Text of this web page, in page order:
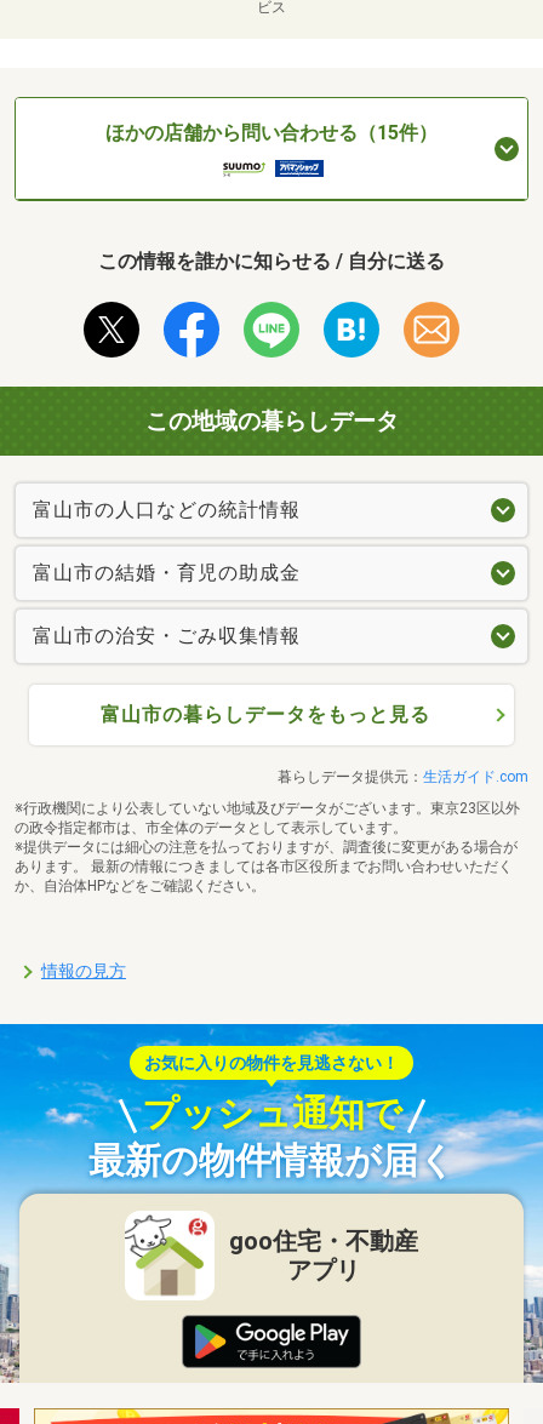
ビス
ほかの店舗から問い合わせる（15件）
この情報を誰かに知らせる / 自分に送る
この地域の暮らしデータ
富山市の人口などの統計情報
富山市の結婚・育児の助成金
富山市の治安・ごみ収集情報
富山市の暮らしデータをもっと見る
暮らしデータ提供元： 生活ガイド.com
※行政機関により公表していない地域及びデータがございます。東京23区以外
の政令指定都市は、市全体のデータとして表示しています。
※提供データには細心の注意を払っておりますが、調査後に変更がある場合が
あります。 最新の情報につきましては各市区役所までお問い合わせいただく
か、自治体HPなどをご確認ください。
情報の見方
お気に入りの物件を見逃さない！
プッシュ通知で
最新の物件情報が届く
goo住宅・不動産
アプリ